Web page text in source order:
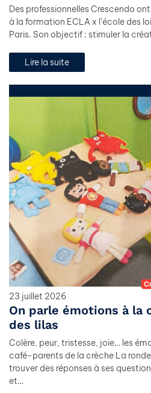
Des professionnelles Crescendo
à la formation ECLA x l’école des
Paris. Son objectif : stimuler la
Lire la suite
23 juillet 2026
On parle émotions à la
des lilas
Colère, peur, tristesse, joie… les
café-parents de la crèche La
trouver des réponses à ses
et…